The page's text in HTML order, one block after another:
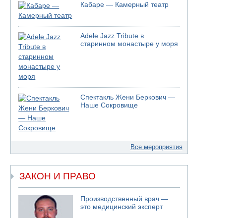
Кабаре — Камерный театр
Adele Jazz Tribute в
старинном монастыре у моря
Спектакль Жени Беркович —
Наше Сокровище
Все мероприятия
ЗАКОН И ПРАВО
Производственный врач —
это медицинский эксперт